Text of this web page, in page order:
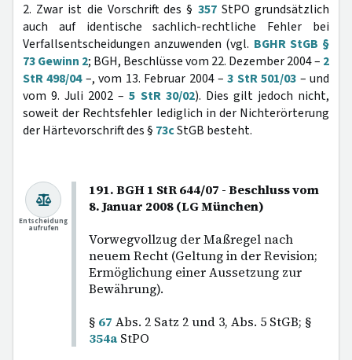
2. Zwar ist die Vorschrift des § 357StPO grundsätzlich
auch auf identische sachlich-rechtliche Fehler bei
Verfallsentscheidungen anzuwenden (vgl. BGHR StGB §
73 Gewinn 2; BGH, Beschlüsse vom 22. Dezember 2004 – 2
StR 498/04–, vom 13. Februar 2004 –3 StR 501/03 – und
vom 9. Juli 2002 –5 StR 30/02). Dies gilt jedoch nicht,
soweit der Rechtsfehler lediglich in der Nichterörterung
der Härtevorschrift des § 73cStGB besteht.
191. BGH 1 StR 644/07 - Beschluss vom
8. Januar 2008 (LG München)
Vorwegvollzug der Maßregel nach
neuem Recht (Geltung in der Revision;
Ermöglichung einer Aussetzung zur
Bewährung).
§ 67 Abs. 2 Satz 2 und 3, Abs. 5 StGB; §
354a StPO
Entscheidung
aufrufen